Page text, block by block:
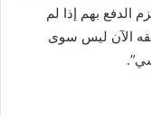
الدفع بهم إذا لم
الآن ليس سوى